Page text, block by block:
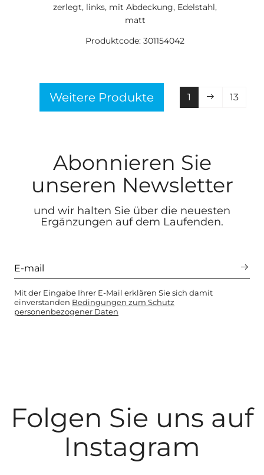
zerlegt, links, mit Abdeckung, Edelstahl,
matt
Produktcode: 301154042
Weitere Produkte 1 13
Abonnieren Sie
unseren Newsletter
und wir halten Sie über die neuesten
Ergänzungen auf dem Laufenden.
Mit der Eingabe Ihrer E-Mail erklären Sie sich damit
einverstanden Bedingungen zum Schutz
personenbezogener Daten
Folgen Sie uns auf
Instagram